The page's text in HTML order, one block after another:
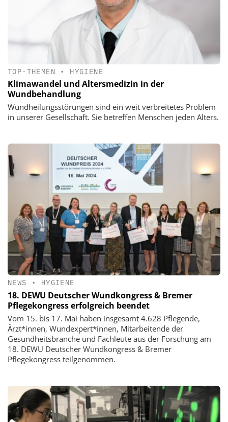
TOP-THEMEN • HYGIENE
Klimawandel und Altersmedizin in der
Wundbehandlung
Wundheilungsstörungen sind ein weit verbreitetes Problem
in unserer Gesellschaft. Sie betreffen Menschen jeden Alters.
NEWS • HYGIENE
18. DEWU Deutscher Wundkongress & Bremer
Pflegekongress erfolgreich beendet
Vom 15. bis 17. Mai haben insgesamt 4.628 Pflegende,
Ärzt*innen, Wundexpert*innen, Mitarbeitende der
Gesundheitsbranche und Fachleute aus der Forschung am
18. DEWU Deutscher Wundkongress & Bremer
Pflegekongress teilgenommen.